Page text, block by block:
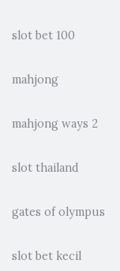
slot bet 100
mahjong
mahjong ways 2
slot thailand
gates of olympus
slot bet kecil